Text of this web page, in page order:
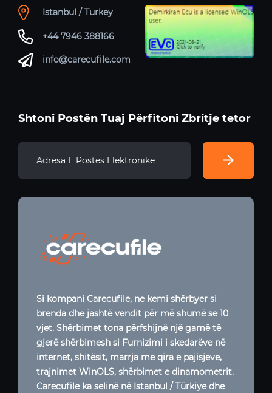
Istanbul / Turkey
+44 7946 388166
info@carecufile.com
Shtoni Postën Tuaj Përfitoni Zbritje tetor
Si kompani Carecufile, ne kemi shërbyer si
brenda dhe jashtë vendit për më shumë se 10
vjet. Shërbimet tona përfshijnë një gamë të
gjerë shërbimesh si Furnizimi i skedarëve në
internet, shitësit, marrja me qira e pajisjeve,
trajnimet WinOLS, shërbimet e dinamometrit.
Carecufile ka selinë në Istanbul / Türkiye dhe